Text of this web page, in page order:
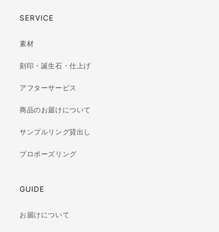
SERVICE
素材
刻印・誕生石・仕上げ
アフターサービス
商品のお届けについて
サンプルリング貸出し
プロポーズリング
GUIDE
お届けについて